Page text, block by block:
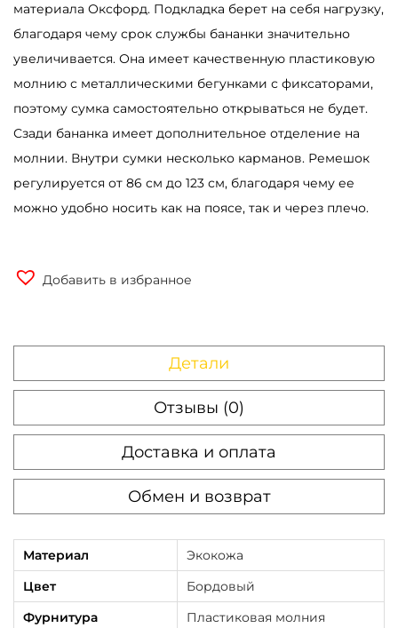
материала Оксфорд. Подкладка берет на себя нагрузку,
благодаря чему срок службы бананки значительно
увеличивается. Она имеет качественную пластиковую
молнию с металлическими бегунками с фиксаторами,
поэтому сумка самостоятельно открываться не будет.
Сзади бананка имеет дополнительное отделение на
молнии. Внутри сумки несколько карманов. Ремешок
регулируется от 86 см до 123 см, благодаря чему ее
можно удобно носить как на поясе, так и через плечо.
Добавить в избранное
Детали
Отзывы (0)
Доставка и оплата
Обмен и возврат
Материал
Экокожа
Цвет
Бордовый
Фурнитура
Пластиковая молния